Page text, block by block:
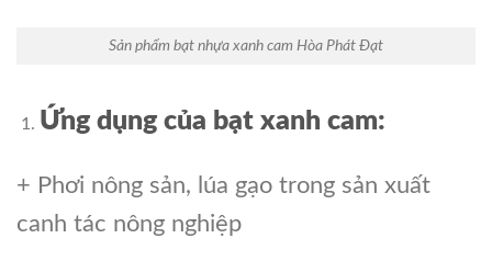
Sản phẩm bạt nhựa xanh cam Hòa Phát Đạt
Ứng dụng của bạt xanh cam:
+ Phơi nông sản, lúa gạo trong sản xuất
canh tác nông nghiệp